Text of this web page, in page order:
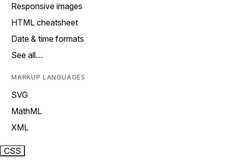
Responsive images
HTML cheatsheet
Date & time formats
See all…
MARKUP LANGUAGES
SVG
MathML
XML
CSS